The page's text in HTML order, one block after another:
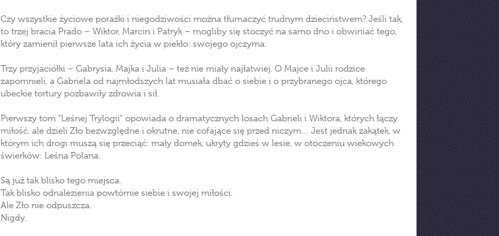
Czy wszystkie życiowe porażki i niegodziwości można tłumaczyć trudnym dzieciństwem? Jeśli tak,
to trzej bracia Prado – Wiktor, Marcin i Patryk – mogliby się stoczyć na samo dno i obwiniać tego,
który zamienił pierwsze lata ich życia w piekło: swojego ojczyma.
Trzy przyjaciółki – Gabrysia, Majka i Julia – też nie miały najłatwiej. O Majce i Julii rodzice
zapomnieli, a Gabriela od najmłodszych lat musiała dbać o siebie i o przybranego ojca, którego
ubeckie tortury pozbawiły zdrowia i sił.
Pierwszy tom "Leśnej Trylogii" opowiada o dramatycznych losach Gabrieli i Wiktora, których łączy
miłość, ale dzieli Zło bezwzględne i okrutne, nie cofające się przed niczym… Jest jednak zakątek, w
którym ich drogi muszą się przeciąć: mały domek, ukryty gdzieś w lesie, w otoczeniu wiekowych
świerków: Leśna Polana.
Są już tak blisko tego miejsca.
Tak blisko odnalezienia powtórnie siebie i swojej miłości.
Ale Zło nie odpuszcza.
Nigdy.